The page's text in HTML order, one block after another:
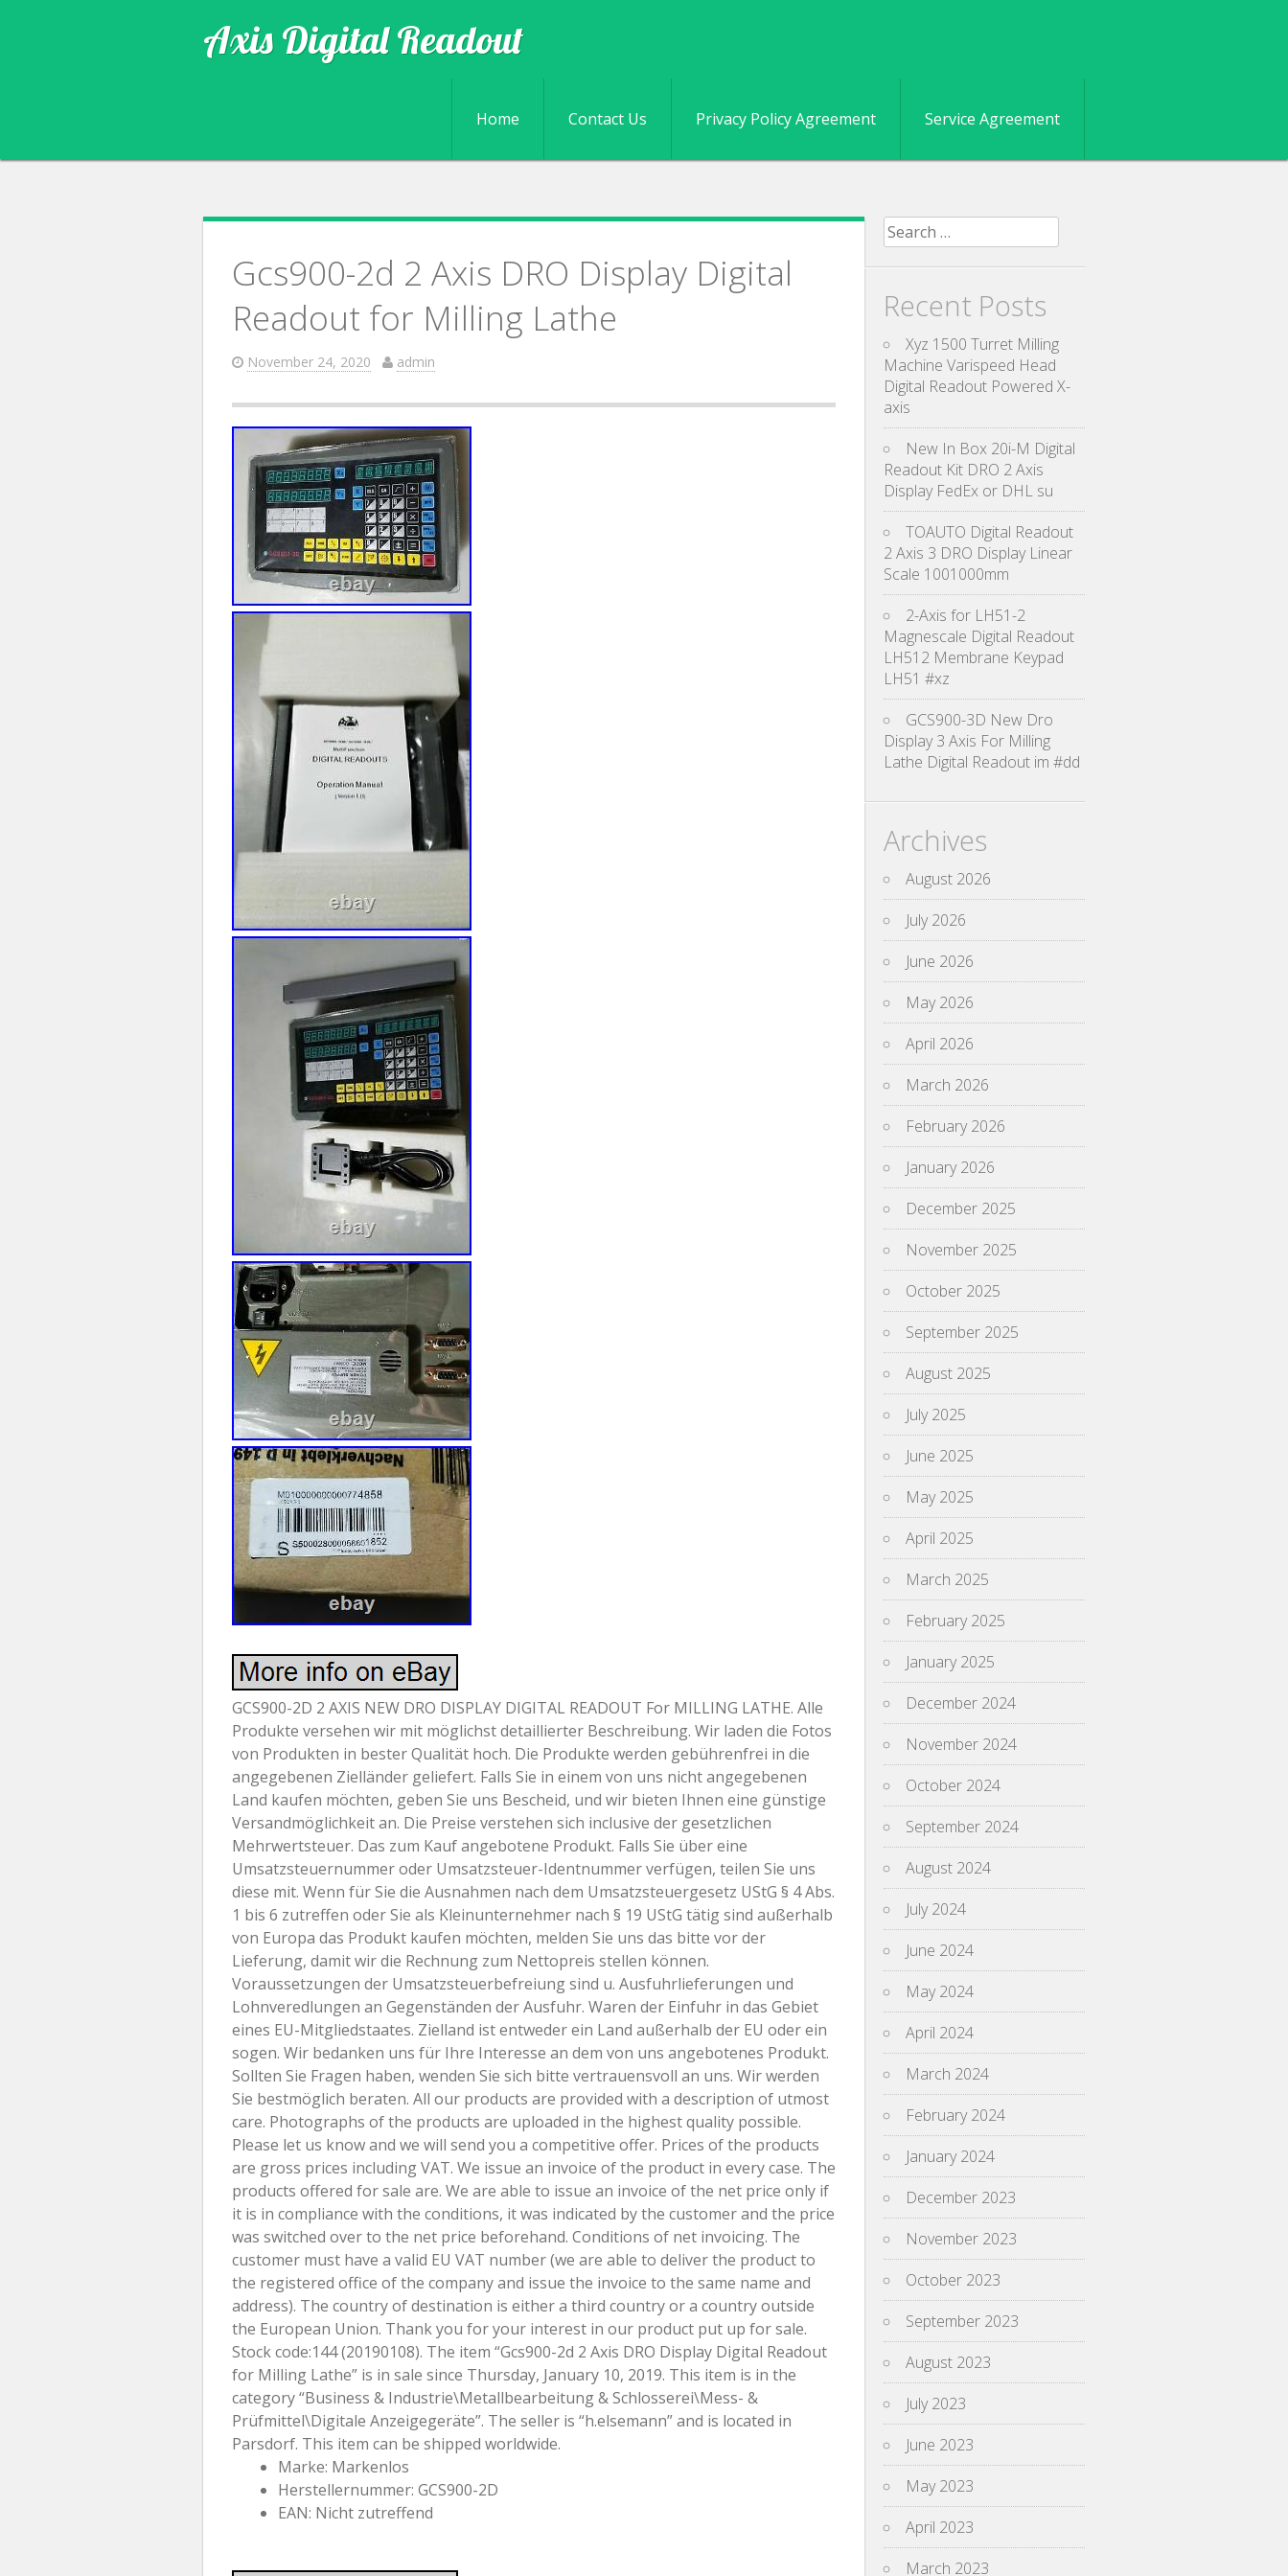
Axis Digital Readout
Skip to content
Home Contact Us Privacy Policy Agreement Service Agreement
Gcs900-2d 2 Axis DRO Display Digital
Readout for Milling Lathe
November 24, 2020 admin
GCS900-2D 2 AXIS NEW DRO DISPLAY DIGITAL READOUT For MILLING LATHE. Alle
Produkte versehen wir mit möglichst detaillierter Beschreibung. Wir laden die Fotos
von Produkten in bester Qualität hoch. Die Produkte werden gebührenfrei in die
angegebenen Zielländer geliefert. Falls Sie in einem von uns nicht angegebenen
Land kaufen möchten, geben Sie uns Bescheid, und wir bieten Ihnen eine günstige
Versandmöglichkeit an. Die Preise verstehen sich inclusive der gesetzlichen
Mehrwertsteuer. Das zum Kauf angebotene Produkt. Falls Sie über eine
Umsatzsteuernummer oder Umsatzsteuer-Identnummer verfügen, teilen Sie uns
diese mit. Wenn für Sie die Ausnahmen nach dem Umsatzsteuergesetz UStG § 4 Abs.
1 bis 6 zutreffen oder Sie als Kleinunternehmer nach § 19 UStG tätig sind außerhalb
von Europa das Produkt kaufen möchten, melden Sie uns das bitte vor der
Lieferung, damit wir die Rechnung zum Nettopreis stellen können.
Voraussetzungen der Umsatzsteuerbefreiung sind u. Ausfuhrlieferungen und
Lohnveredlungen an Gegenständen der Ausfuhr. Waren der Einfuhr in das Gebiet
eines EU-Mitgliedstaates. Zielland ist entweder ein Land außerhalb der EU oder ein
sogen. Wir bedanken uns für Ihre Interesse an dem von uns angebotenes Produkt.
Sollten Sie Fragen haben, wenden Sie sich bitte vertrauensvoll an uns. Wir werden
Sie bestmöglich beraten. All our products are provided with a description of utmost
care. Photographs of the products are uploaded in the highest quality possible.
Please let us know and we will send you a competitive offer. Prices of the products
are gross prices including VAT. We issue an invoice of the product in every case. The
products offered for sale are. We are able to issue an invoice of the net price only if
it is in compliance with the conditions, it was indicated by the customer and the price
was switched over to the net price beforehand. Conditions of net invoicing. The
customer must have a valid EU VAT number (we are able to deliver the product to
the registered office of the company and issue the invoice to the same name and
address). The country of destination is either a third country or a country outside
the European Union. Thank you for your interest in our product put up for sale.
Stock code:144 (20190108). The item “Gcs900-2d 2 Axis DRO Display Digital Readout
for Milling Lathe” is in sale since Thursday, January 10, 2019. This item is in the
category “Business & Industrie\Metallbearbeitung & Schlosserei\Mess- &
Prüfmittel\Digitale Anzeigegeräte”. The seller is “h.elsemann” and is located in
Parsdorf. This item can be shipped worldwide.
Marke: Markenlos
Herstellernummer: GCS900-2D
EAN: Nicht zutreffend
Search for:
Recent Posts
Xyz 1500 Turret Milling
Machine Varispeed Head
Digital Readout Powered X-
axis
New In Box 20i-M Digital
Readout Kit DRO 2 Axis
Display FedEx or DHL su
TOAUTO Digital Readout
2 Axis 3 DRO Display Linear
Scale 1001000mm
2-Axis for LH51-2
Magnescale Digital Readout
LH512 Membrane Keypad
LH51 #xz
GCS900-3D New Dro
Display 3 Axis For Milling
Lathe Digital Readout im #dd
Archives
August 2026
July 2026
June 2026
May 2026
April 2026
March 2026
February 2026
January 2026
December 2025
November 2025
October 2025
September 2025
August 2025
July 2025
June 2025
May 2025
April 2025
March 2025
February 2025
January 2025
December 2024
November 2024
October 2024
September 2024
August 2024
July 2024
June 2024
May 2024
April 2024
March 2024
February 2024
January 2024
December 2023
November 2023
October 2023
September 2023
August 2023
July 2023
June 2023
May 2023
April 2023
March 2023